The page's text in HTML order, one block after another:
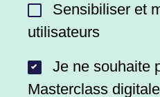
Sensibiliser et
utilisateurs
Je ne souhaite
Masterclass digitale